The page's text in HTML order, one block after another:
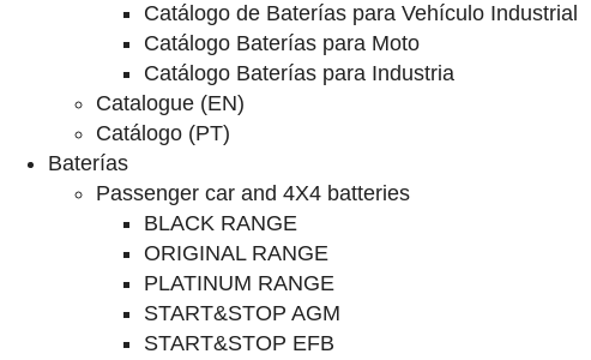
Catálogo de Baterías para Vehículo Industrial
Catálogo Baterías para Moto
Catálogo Baterías para Industria
Catalogue (EN)
Catálogo (PT)
Baterías
Passenger car and 4X4 batteries
BLACK RANGE
ORIGINAL RANGE
PLATINUM RANGE
START&STOP AGM
START&STOP EFB